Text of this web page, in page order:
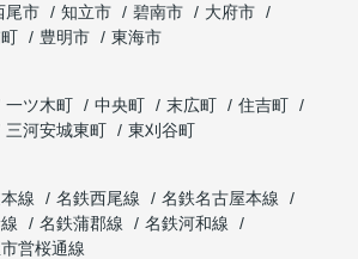
尾市 知立市 碧南市
大府市
豊明市
東海市
一ツ木町 中央町 末広町
住吉町
三河安城東町
東刈谷町
線 名鉄西尾線
名鉄名古屋本線
名鉄蒲郡線
名鉄河和線
営桜通線